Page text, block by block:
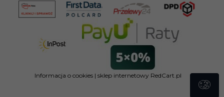
Informacja o cookies | sklep internetowy RedCart.pl